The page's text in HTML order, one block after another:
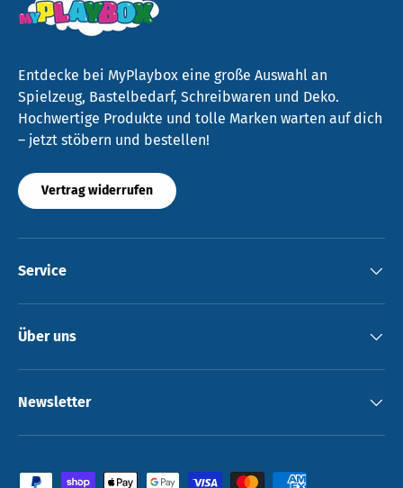
Entdecke bei MyPlaybox eine große Auswahl an
Spielzeug, Bastelbedarf, Schreibwaren und Deko.
Hochwertige Produkte und tolle Marken warten auf dich
– jetzt stöbern und bestellen!
Vertrag widerrufen
Service
Über uns
Newsletter
Zahlungsmethoden